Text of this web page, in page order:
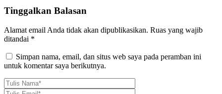
Tinggalkan Balasan
Alamat email Anda tidak akan dipublikasikan. Ruas yang wajib
ditandai *
Simpan nama, email, dan situs web saya pada peramban ini
untuk komentar saya berikutnya.